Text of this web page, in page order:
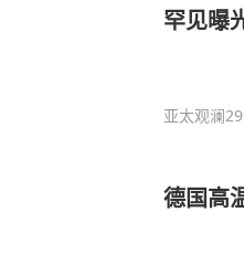
罕见曝
亚太观澜
德国高